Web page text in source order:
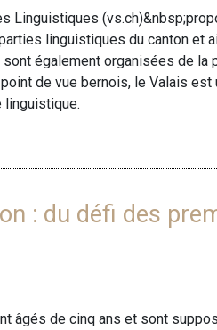
Linguistiques
linguistiques du canton et
également organisées de la
de vue bernois, le Valais est
linguistique.
: du défi des
âgés de cinq ans et sont